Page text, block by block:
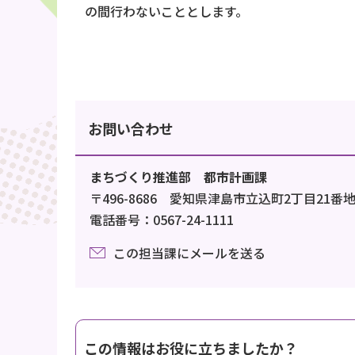
の間行わないこととします。
お問い合わせ
まちづくり推進部 都市計画課
〒496-8686 愛知県津島市立込町2丁目21番地
電話番号：0567-24-1111
この担当課にメールを送る
この情報はお役に立ちましたか？